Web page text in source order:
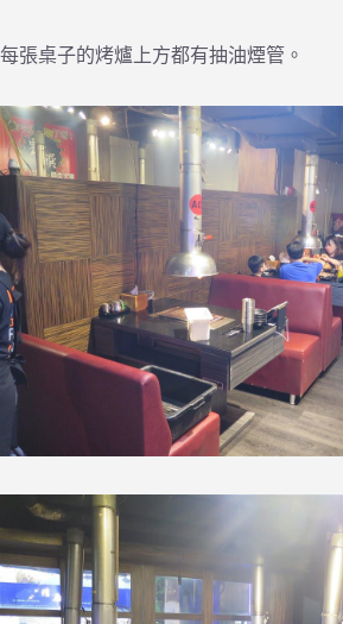
每張桌子的烤爐上方都有抽油煙管。